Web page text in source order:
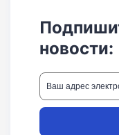
новости: